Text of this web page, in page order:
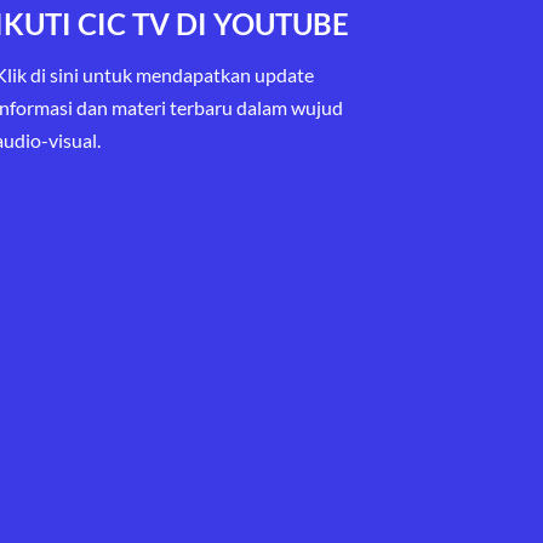
CIC TV DI YOUTUBE
di sini untuk mendapatkan update
dan materi terbaru dalam wujud
visual.